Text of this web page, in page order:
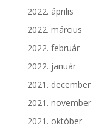
2022. április
2022. március
2022. február
2022. január
2021. december
2021. november
2021. október